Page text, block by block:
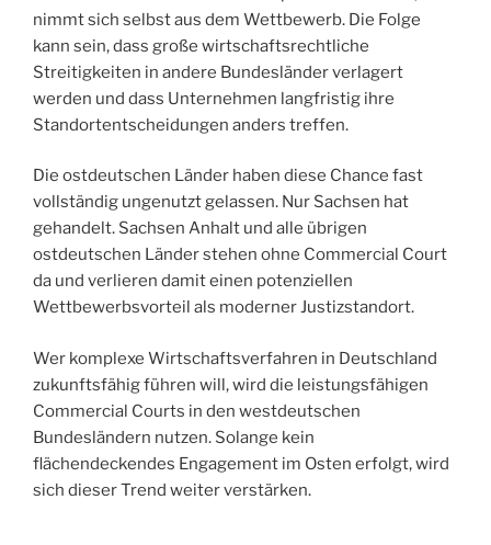
nimmt sich selbst aus dem Wettbewerb. Die Folge
kann sein, dass große wirtschaftsrechtliche
Streitigkeiten in andere Bundesländer verlagert
werden und dass Unternehmen langfristig ihre
Standortentscheidungen anders treffen.
Die ostdeutschen Länder haben diese Chance fast
vollständig ungenutzt gelassen. Nur Sachsen hat
gehandelt. Sachsen Anhalt und alle übrigen
ostdeutschen Länder stehen ohne Commercial Court
da und verlieren damit einen potenziellen
Wettbewerbsvorteil als moderner Justizstandort.
Wer komplexe Wirtschaftsverfahren in Deutschland
zukunftsfähig führen will, wird die leistungsfähigen
Commercial Courts in den westdeutschen
Bundesländern nutzen. Solange kein
flächendeckendes Engagement im Osten erfolgt, wird
sich dieser Trend weiter verstärken.